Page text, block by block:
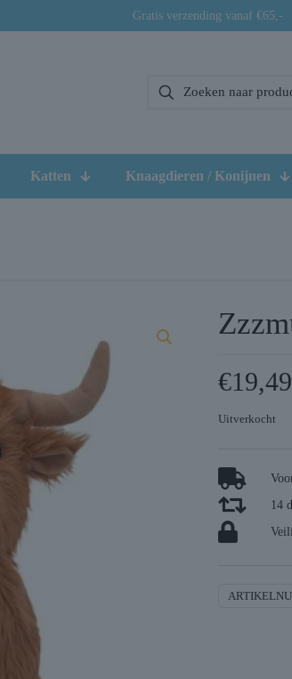
Gratis verzending vanaf €65,-
Katten Knaagdieren / Konijnen
€19,49
Uitverkocht
14